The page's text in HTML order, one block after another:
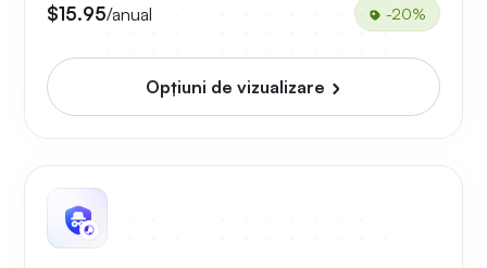
$15.95/anual -20%
Opțiuni de vizualizare